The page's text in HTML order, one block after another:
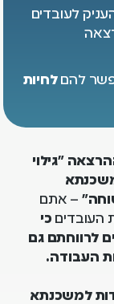
לעובדים
להםלחיות
"גילוי
– אתם
העובדים כי
לרווחתם גם
העבודה.
למשכנתא